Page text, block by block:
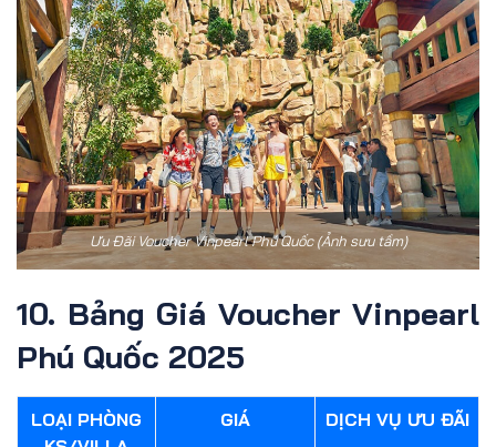
Ưu Đãi Voucher Vinpearl Phú Quốc (Ảnh sưu tầm)
10. Bảng Giá Voucher Vinpearl
Phú Quốc 2025
LOẠI PHÒNG
GIÁ DỊCH VỤ ƯU ĐÃI